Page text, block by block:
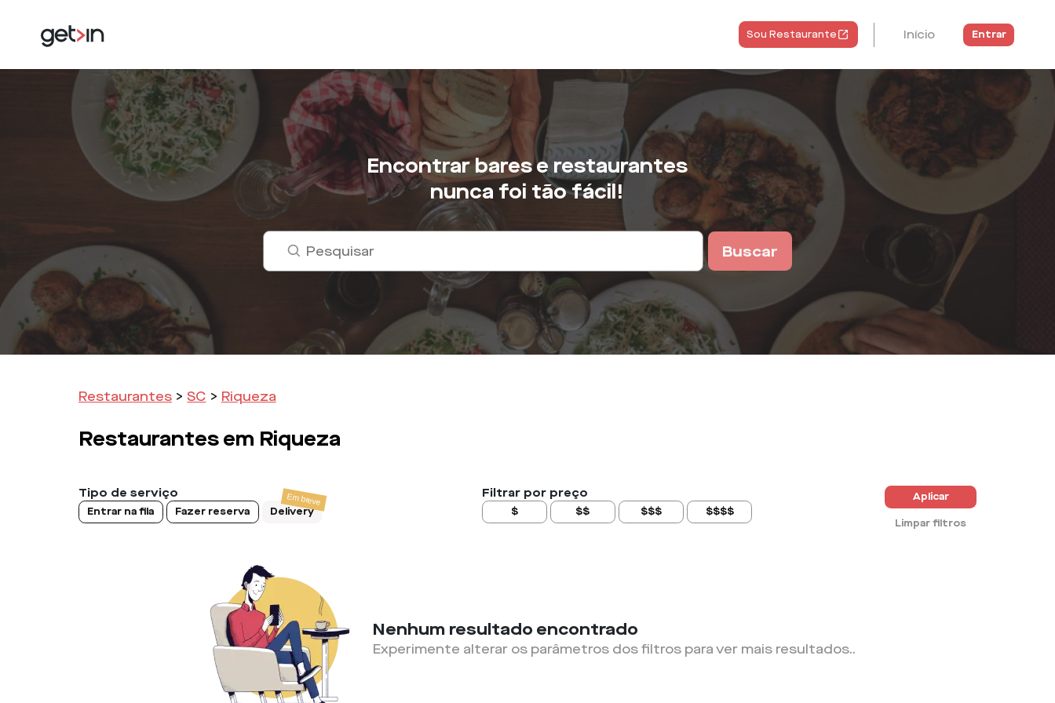
Sou Restaurante Início Entrar
Encontrar bares e restaurantes
nunca foi tão fácil!
Buscar
Restaurantes > SC > Riqueza
Restaurantes em Riqueza
Tipo de serviço
Entrar na fila Fazer reserva Delivery
Filtrar por preço
$ $$ $$$ $$$$
Aplicar
Limpar filtros
Nenhum resultado encontrado
Experimente alterar os parâmetros dos filtros para ver mais resultados..